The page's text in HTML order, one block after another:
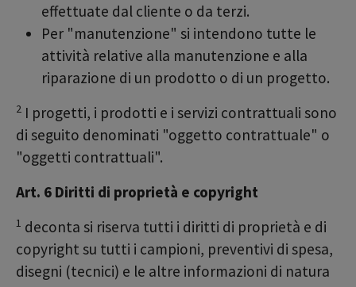
effettuate dal cliente o da terzi.
Per "manutenzione" si intendono tutte le
attività relative alla manutenzione e alla
riparazione di un prodotto o di un progetto.
2 I progetti, i prodotti e i servizi contrattuali sono
di seguito denominati "oggetto contrattuale" o
"oggetti contrattuali".
Art. 6 Diritti di proprietà e copyright
1 deconta si riserva tutti i diritti di proprietà e di
copyright su tutti i campioni, preventivi di spesa,
disegni (tecnici) e le altre informazioni di natura